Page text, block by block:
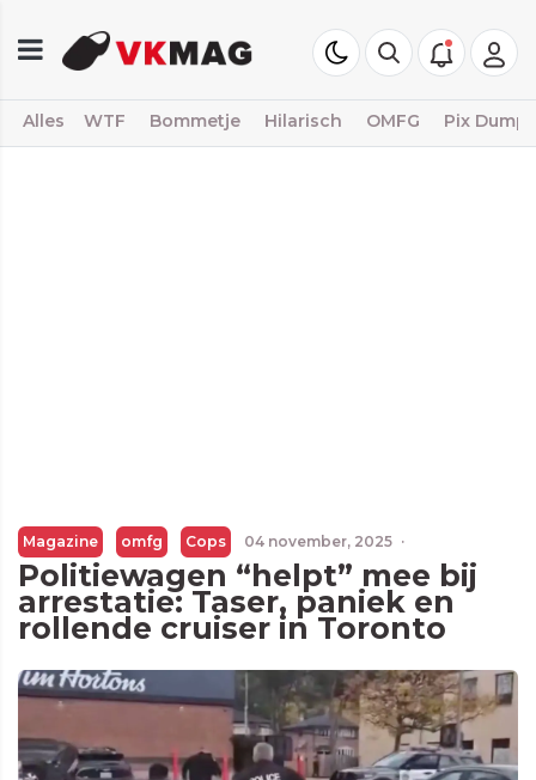
Alles WTF Bommetje Hilarisch OMFG Pix Dump
Magazine omfg Cops 04 november, 2025 ·
Politiewagen “helpt” mee bij
arrestatie: Taser, paniek en
rollende cruiser in Toronto